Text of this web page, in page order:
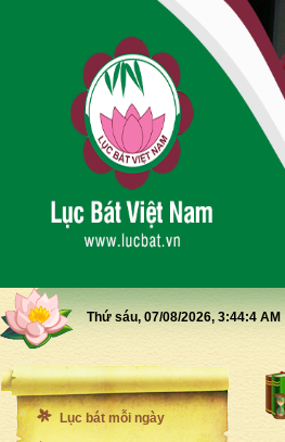
Thứ sáu, 07/08/2026, 3:44:6 AM
Lục bát mỗi ngày